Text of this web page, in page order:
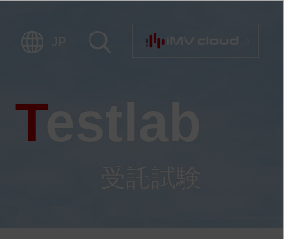
JP
Testlab